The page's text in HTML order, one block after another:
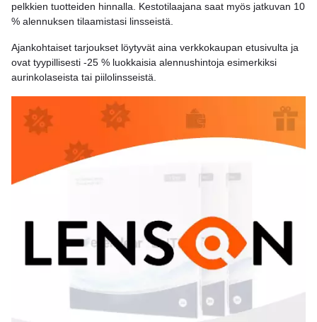
pelkkien tuotteiden hinnalla. Kestotilaajana saat myös jatkuvan 10
% alennuksen tilaamistasi linsseistä.
Ajankohtaiset tarjoukset löytyvät aina verkkokaupan etusivulta ja
ovat tyypillisesti -25 % luokkaisia alennushintoja esimerkiksi
aurinkolaseista tai piilolinsseistä.